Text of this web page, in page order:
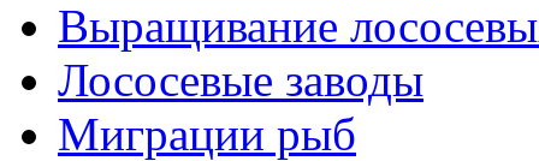
Выращивание
Лососевые заводы
Миграции рыб